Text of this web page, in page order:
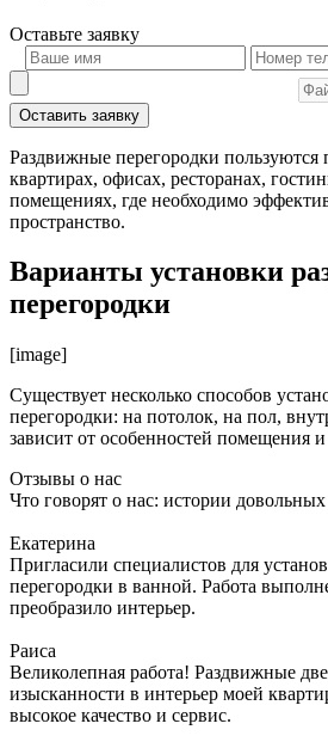
Оставьте заявку
Оставить заявку
Раздвижные перегородки пользуются
квартирах, офисах, ресторанах,
помещениях, где необходимо
пространство.
Варианты установки
перегородки
[image]
Существует несколько способов
перегородки: на потолок, на пол,
зависит от особенностей помещения
Отзывы о нас
Что говорят о нас: истории
Екатерина
Пригласили специалистов для
перегородки в ванной. Работа
преобразило интерьер.
Раиса
Великолепная работа! Раздвижные
изысканности в интерьер моей
высокое качество и сервис.